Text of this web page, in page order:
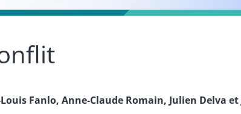
Fanlo, Anne-Claude Romain, Julien Delva et